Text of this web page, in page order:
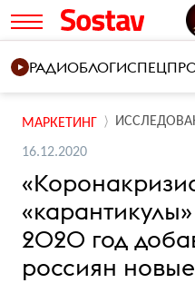
РАДИОБЛОГИ
МАРКЕТИНГ
16.12.2020
2020 год
россиян